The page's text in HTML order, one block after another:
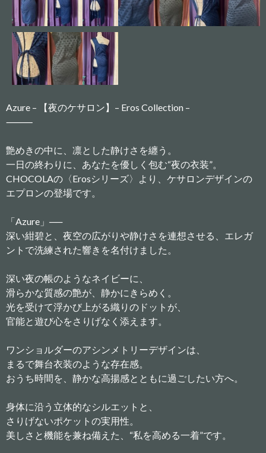
Azure – 【夜のケサロン】– Eros Collection –
⸻
艶めきの中に、凛とした静けさを纏う。
一日の終わりに、あなたを優しく包む“夜の衣装”。
CHOCOLAの〈Erosシリーズ〉より、ケサロンデザインの
エプロンの登場です。
「Azure」──
深い紺碧と、夜空の広がりや静けさを連想させる、エレガ
ントで洗練された響きを名付けました。
深い夜の帳のようなネイビーに、
滑らかな質感の艶が、静かにきらめく。
光を受けて浮かび上がる織りのドットが、
官能と遊び心をさりげなく添えます。
ワンショルダーのアシンメトリーデザインは、
まるで舞台衣装のような存在感。
おうち時間を、静かな高揚感とともに過ごしたい方へ。
身体に沿う立体的なシルエットと、
さりげないポケットの実用性。
美しさと機能を兼ね備えた、“私を高める一着”です。